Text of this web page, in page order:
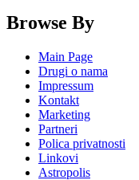
Browse By
Main Page
Drugi o nama
Impressum
Kontakt
Marketing
Partneri
Polica privatnosti
Linkovi
Astropolis